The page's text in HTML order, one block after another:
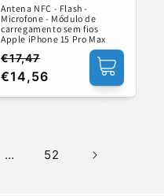
Antena NFC - Flash -
Microfone - Módulo de
carregamento sem fios
Apple iPhone 15 Pro Max
Preço
normal
€17,47
Preço
€14,56
… 52